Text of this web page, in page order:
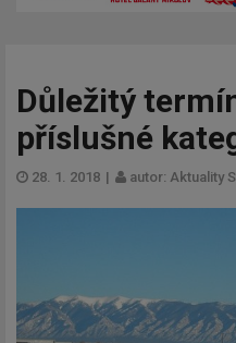
Důležitý
příslušné
28. 1. 2018 | autor: Aktuality